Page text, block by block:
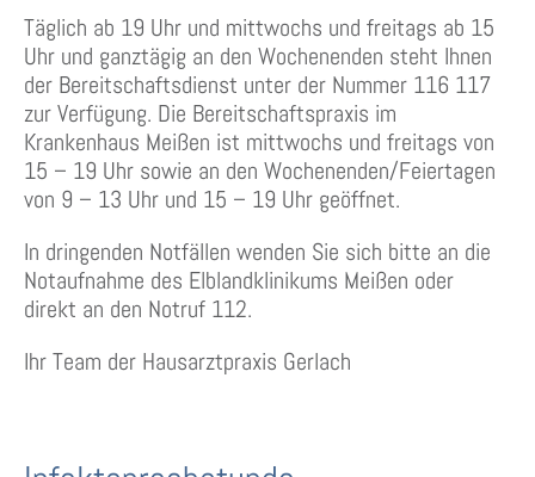
Täglich ab 19 Uhr und mittwochs und freitags ab 15
Uhr und ganztägig an den Wochenenden steht Ihnen
der Bereitschaftsdienst unter der Nummer 116 117
zur Verfügung. Die Bereitschaftspraxis im
Krankenhaus Meißen ist mittwochs und freitags von
15 – 19 Uhr sowie an den Wochenenden/Feiertagen
von 9 – 13 Uhr und 15 – 19 Uhr geöffnet.
In dringenden Notfällen wenden Sie sich bitte an die
Notaufnahme des Elblandklinikums Meißen oder
direkt an den Notruf 112.
Ihr Team der Hausarztpraxis Gerlach